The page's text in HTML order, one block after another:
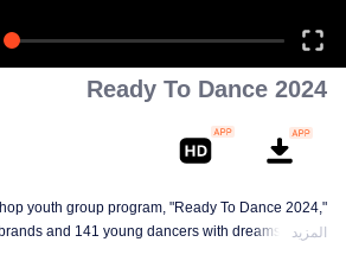
Ready To Dance 2024
youth group program, "Ready To Dance 2024,"
and 141 young dancers with dreams to start
المزيد